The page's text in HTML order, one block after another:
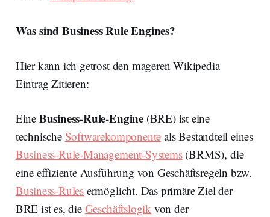
Was sind Business Rule Engines?
Hier kann ich getrost den mageren Wikipedia
Eintrag Zitieren:
Eine Business-Rule-Engine(BRE) ist eine
technische Softwarekomponente als Bestandteil eines
Business-Rule-Management-Systems(BRMS), die
eine effiziente Ausführung von Geschäftsregeln bzw.
Business-Rules ermöglicht. Das primäre Ziel der
BRE ist es, die Geschäftslogik von der